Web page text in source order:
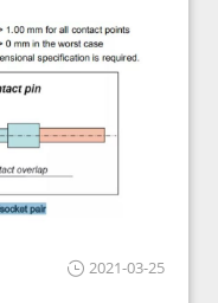
2021-03-25